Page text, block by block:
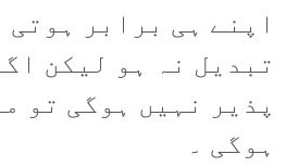
اپنے ہی برابر
تبدیل نہ ہو لیکن
پذیر نہیں ہوگی تو
ہوگی ۔